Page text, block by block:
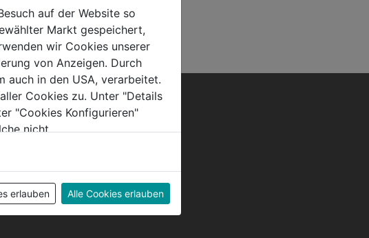
auf der Website so
Markt gespeichert,
wir Cookies unserer
von Anzeigen. Durch
auch in den USA, verarbeitet.
Cookies zu. Unter "Details
"Cookies Konfigurieren"
nicht.
erlauben Alle Cookies erlauben